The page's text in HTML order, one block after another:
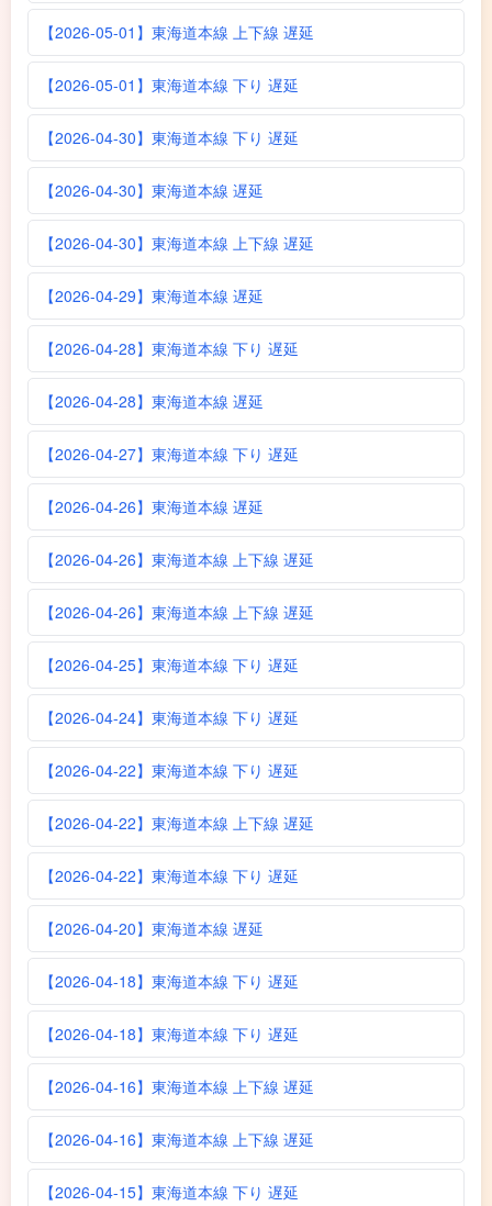
【2026-05-01】東海道本線 上下線 遅延
【2026-05-01】東海道本線 下り 遅延
【2026-04-30】東海道本線 下り 遅延
【2026-04-30】東海道本線 遅延
【2026-04-30】東海道本線 上下線 遅延
【2026-04-29】東海道本線 遅延
【2026-04-28】東海道本線 下り 遅延
【2026-04-28】東海道本線 遅延
【2026-04-27】東海道本線 下り 遅延
【2026-04-26】東海道本線 遅延
【2026-04-26】東海道本線 上下線 遅延
【2026-04-26】東海道本線 上下線 遅延
【2026-04-25】東海道本線 下り 遅延
【2026-04-24】東海道本線 下り 遅延
【2026-04-22】東海道本線 下り 遅延
【2026-04-22】東海道本線 上下線 遅延
【2026-04-22】東海道本線 下り 遅延
【2026-04-20】東海道本線 遅延
【2026-04-18】東海道本線 下り 遅延
【2026-04-18】東海道本線 下り 遅延
【2026-04-16】東海道本線 上下線 遅延
【2026-04-16】東海道本線 上下線 遅延
【2026-04-15】東海道本線 下り 遅延